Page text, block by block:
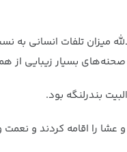
با تخریب ۱۰۰ درصدی به ۴۰۰ خانوار خسارت وارد
بسیار زیبایی از
بندرلنگه بود.
را اقامه کردند و نعمت